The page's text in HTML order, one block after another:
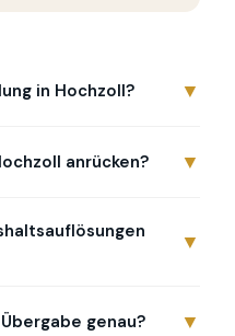
in Hochzoll? ▼
anrücken? ▼
▼
genau? ▼